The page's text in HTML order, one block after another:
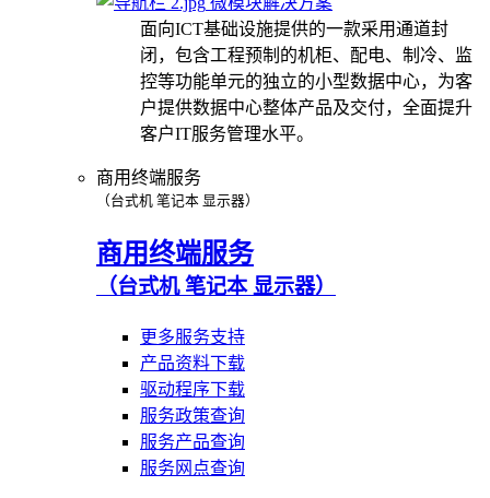
面向ICT基础设施提供的一款采用通道封
闭，包含工程预制的机柜、配电、制冷、监
控等功能单元的独立的小型数据中心，为客
户提供数据中心整体产品及交付，全面提升
客户IT服务管理水平。
商用终端服务
（台式机 笔记本 显示器）
商用终端服务
（台式机 笔记本 显示器）
更多服务支持
产品资料下载
驱动程序下载
服务政策查询
服务产品查询
服务网点查询